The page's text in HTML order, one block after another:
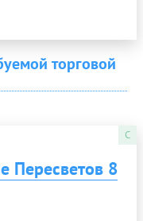
торговой
C
Пересветов 8